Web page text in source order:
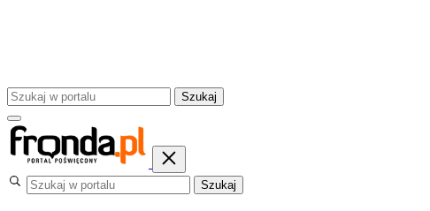
Szukaj
Szukaj